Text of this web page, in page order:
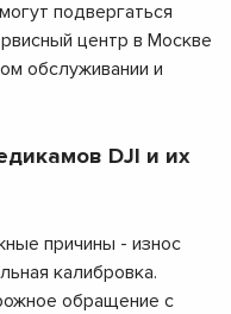
подвергаться
центр в Москве
обслуживании и
DJI и их
причины - износ
калибровка.
обращение с